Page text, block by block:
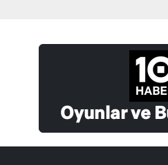
Oyunlar ve